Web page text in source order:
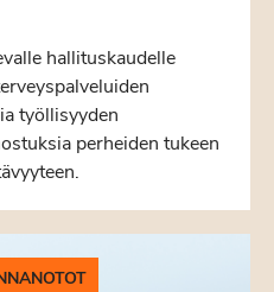
hallituskaudelle
työllisyyden
perheiden tukeen